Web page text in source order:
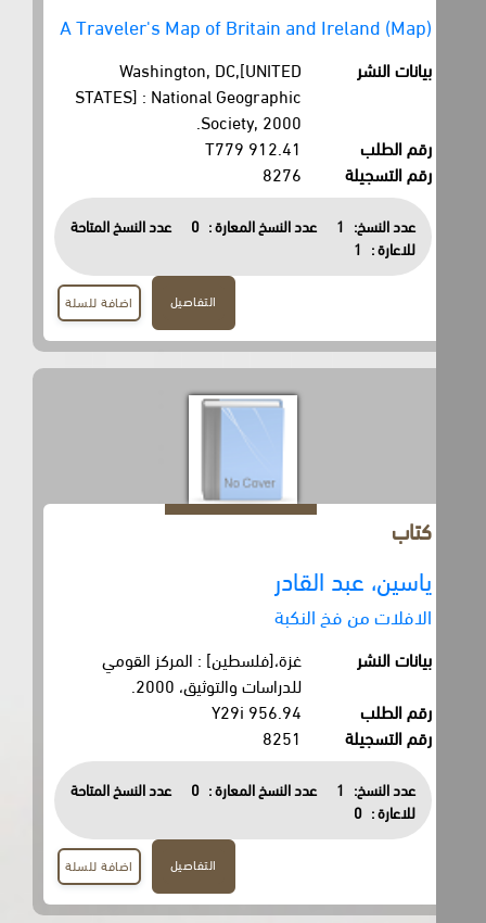
A Traveler's Map of Britain and Ireland (Map)
بيانات النشر
Washington, DC,[UNITED
STATES] : National Geographic
Society, 2000.
رقم الطلب
رقم التسجيلة
8276
عدد النسخ: 1 عدد النسخ المعارة : 0
عدد النسخ المتاحة
للاعارة :
1
اضافة للسلة
ياسين، عبد القادر
الافلات من فخ النكبة
بيانات النشر
غزة،[فلسطين] : المركز القومي
للدراسات والتوثيق، 2000.
رقم الطلب
956.94 Y29i
رقم التسجيلة
8251
عدد النسخ: 1 عدد النسخ المعارة : 0
عدد النسخ المتاحة
للاعارة :
0
اضافة للسلة